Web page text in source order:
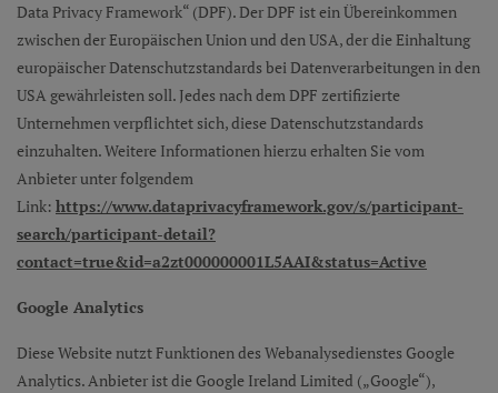
Data Privacy Framework“ (DPF). Der DPF ist ein Übereinkommen
zwischen der Europäischen Union und den USA, der die Einhaltung
europäischer Datenschutzstandards bei Datenverarbeitungen in den
USA gewährleisten soll. Jedes nach dem DPF zertifizierte
Unternehmen verpflichtet sich, diese Datenschutzstandards
einzuhalten. Weitere Informationen hierzu erhalten Sie vom
Anbieter unter folgendem
Link: https://www.dataprivacyframework.gov/s/participant-
search/participant-detail?
contact=true&id=a2zt000000001L5AAI&status=Active
Google Analytics
Diese Website nutzt Funktionen des Webanalysedienstes Google
Analytics. Anbieter ist die Google Ireland Limited („Google“),